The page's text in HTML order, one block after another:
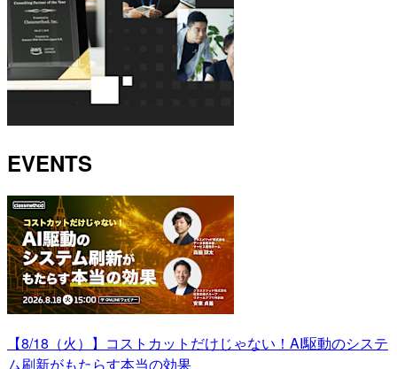
EVENTS
【8/18（火）】コストカットだけじゃない！AI駆動のシステ
ム刷新がもたらす本当の効果